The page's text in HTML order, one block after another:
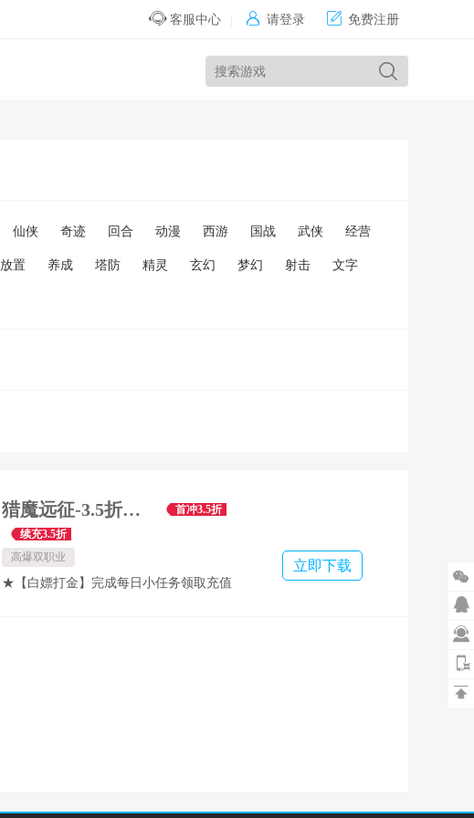
客服中心  请登录  免费注册
仙侠 奇迹 回合 动漫 西游 国战 武侠 经营
放置 养成 塔防 精灵 玄幻 梦幻 射击 文字
猎魔远征-3.5折首发六职业
首冲3.5折
续充3.5折
高爆双职业
★【白嫖打金】完成每日小任务领取充值
立即下载




